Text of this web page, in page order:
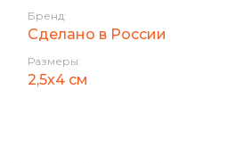
Бренд:
Сделано в России
Размеры:
2,5х4 см